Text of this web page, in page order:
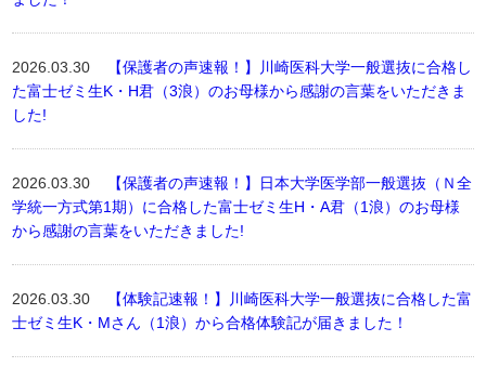
2026.03.30
【保護者の声速報！】川崎医科大学一般選抜に合格し
た富士ゼミ生K・H君（3浪）のお母様から感謝の言葉をいただきま
した!
2026.03.30
【保護者の声速報！】日本大学医学部一般選抜（Ｎ全
学統一方式第1期）に合格した富士ゼミ生H・A君（1浪）のお母様
から感謝の言葉をいただきました!
2026.03.30
【体験記速報！】川崎医科大学一般選抜に合格した富
士ゼミ生K・Mさん（1浪）から合格体験記が届きました！